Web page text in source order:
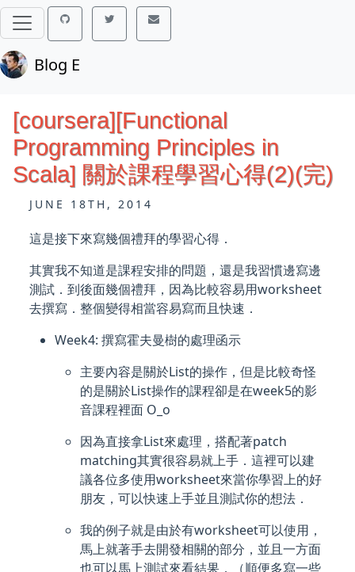
Blog E
[coursera][Functional
Programming Principles in
Scala] 關於課程學習心得(2)(完)
JUNE 18TH, 2014
這是接下來寫幾個禮拜的學習心得．
其實我不知道是課程安排的問題，還是我習慣邊寫邊
測試．到後面幾個禮拜，因為比較容易用worksheet
去撰寫．整個變得相當容易寫而且快速．
Week4: 撰寫霍夫曼樹的處理函示
主要內容是關於List的操作，但是比較奇怪
的是關於List操作的課程卻是在week5的影
音課程裡面 O_o
因為直接拿List來處理，搭配著patch
matching其實很容易就上手．這裡可以建
議各位多使用worksheet來當你學習上的好
朋友，可以快速上手並且測試你的想法．
我的例子就是由於有worksheet可以使用，
馬上就著手去開發相關的部分，並且一方面
也可以馬上測試來看結果．（順便多寫一些